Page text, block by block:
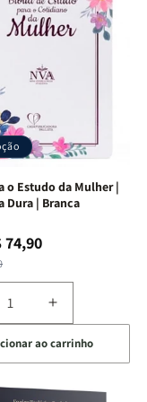
o Estudo da Mulher |
Dura | Branca
74,90
Aumentar
a
quantidade
de
Bíblia
ao carrinho